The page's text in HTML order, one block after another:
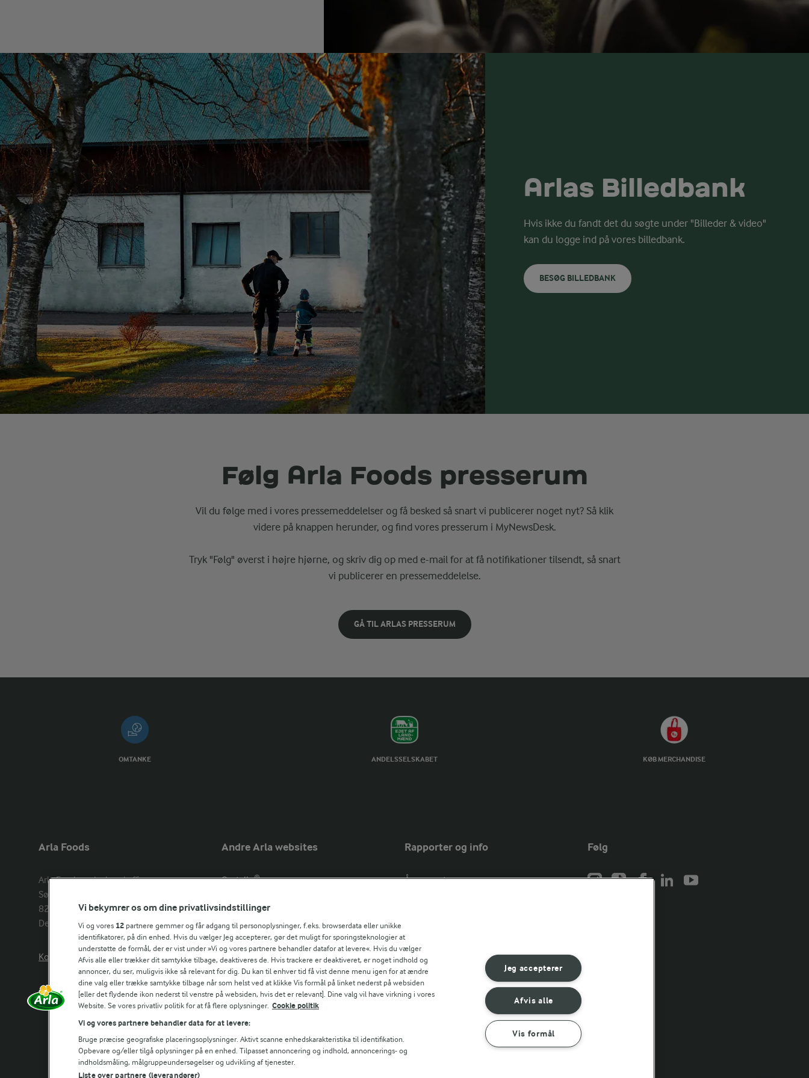
Arlas Billedbank
Hvis ikke du fandt det du søgte under "Billeder & video"
kan du logge ind på vores billedbank.
BESØG BILLEDBANK
Følg Arla Foods presserum
Vil du følge med i vores pressemeddelelser og få besked så snart vi publicerer noget nyt? Så klik
videre på knappen herunder, og find vores presserum i MyNewsDesk.
Tryk "Følg" øverst i højre hjørne, og skriv dig op med e-mail for at få notifikationer tilsendt, så snart
vi publicerer en pressemeddelelse.
GÅ TIL ARLAS PRESSERUM
OMTANKE ANDELSSELSKABET KØB MERCHANDISE
Arla Foods
Arla Foods amba head office
Sønderhøj 14,
8260 Viby J
Denmark
Kontakt os her
Andre Arla websites
Castello®
Arla Unika
Arla shop
Arla in other countries
Rapporter og info
Årsrapport
Arla Foods
Fødevarestyrelsens smiley-rapporter for
Jörd
Fødevarestyrelsens smiley-rapporter for
Lurpak PB
Følg
Vi bekymrer os om dine privatlivsindstillinger
Vi og vores 12 partnere gemmer og får adgang til personoplysninger, f.eks. browserdata eller unikke
identifikatorer, på din enhed. Hvis du vælger Jeg accepterer, gør det muligt for sporingsteknologier at
understøtte de formål, der er vist under »Vi og vores partnere behandler datafor at levere«. Hvis du vælger
Afvis alle eller trækker dit samtykke tilbage, deaktiveres de. Hvis trackere er deaktiveret, er noget indhold og
annoncer, du ser, muligvis ikke så relevant for dig. Du kan til enhver tid få vist denne menu igen for at ændre
dine valg eller trække samtykke tilbage når som helst ved at klikke Vis formål på linket nederst på websiden
[eller det flydende ikon nederst til venstre på websiden, hvis det er relevant]. Dine valg vil have virkning i vores
Website. Se vores privatliv politik for at få flere oplysninger. Cookie politik
Vi og vores partnere behandler data for at levere:
Bruge præcise geografiske placeringsoplysninger. Aktivt scanne enhedskarakteristika til identifikation.
Opbevare og/eller tilgå oplysninger på en enhed. Tilpasset annoncering og indhold, annoncerings- og
indholdsmåling, målgruppeundersøgelser og udvikling af tjenester.
Liste over partnere (leverandører)
Jeg accepterer
Afvis alle
Vis formål